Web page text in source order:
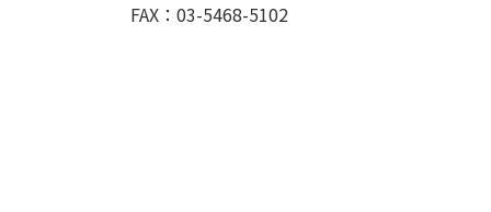
FAX：03-5468-5102